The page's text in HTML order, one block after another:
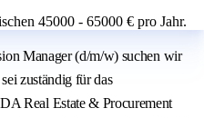
45000 - 65000 € pro Jahr.
Manager (d/m/w) suchen wir
zuständig für das
Real Estate & Procurement